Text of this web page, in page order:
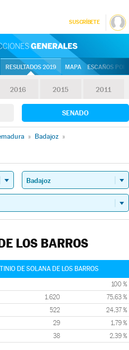
SUSCRÍBETE
RESULTADOS 2019 MAPA ESCAÑOS
2016 2015 2011
SENADO
» Badajoz »
LOS BARROS
DE SOLANA DE LOS BARROS
100 %
1.620 75,63 %
522 24,37 %
29 1,79 %
38 2,39 %